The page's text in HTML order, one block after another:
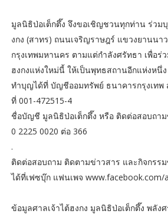
มูลนิธิป่อเต็กตึ๊ง จึงขอเชิญชวนทุกท่าน ร่วม
งกง (สาทร) ถนนเจริญราษฎร์ แขวงยานนา
กรุงเทพมหานคร ตามแต่กำลังศรัทธา เพื่อร่
ฮงกงแห่งใหม่นี้ ให้เป็นพุทธสถานอีกแห่งหนึ่
ทำบุญได้ที่ บัญชีออมทรัพย์ ธนาคารกรุงเทพ
ที่ 001-472515-4
ชื่อบัญชี มูลนิธิป่อเต็กตึ๊ง หรือ ติดต่อสอบถาม
0 2225 0020 ต่อ 366
.
ติดต่อสอบถาม ติดตามข่าวสาร และกิจกรร
ได้ที่เฟซบุ๊ก แฟนเพจ www.facebook.com/
ข้อมูลศาลเจ้าไต้ฮงกง มูลนิธิป่อเต็กตึ๊ง พลัง